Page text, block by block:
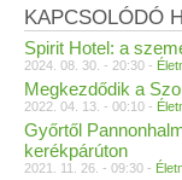
KAPCSOLÓDÓ
Spirit Hotel: a
2024. 08. 30. - 20:30 -
Megkezdődik a
2022. 04. 13. - 00:10 -
Győrtől
kerékpárúton
2021. 11. 26. - 09:30 -